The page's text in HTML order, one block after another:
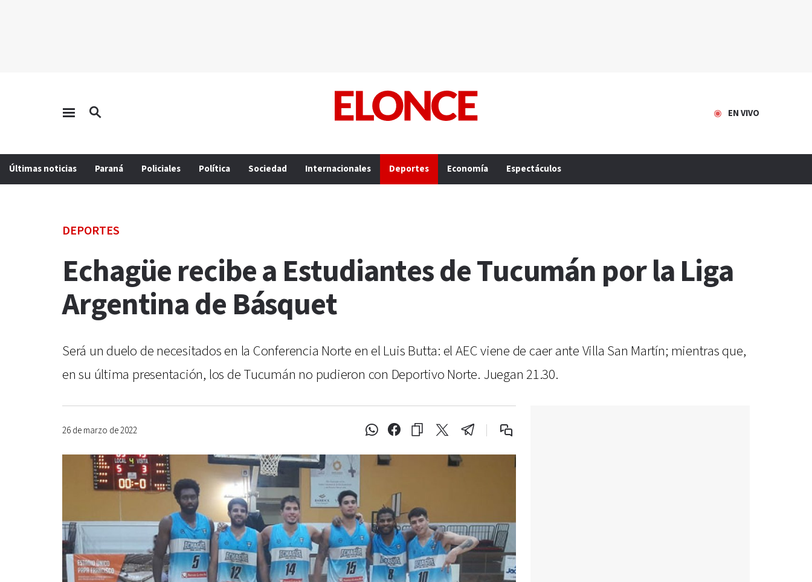
EN VIVO
Últimas noticias Paraná Policiales Política Sociedad Internacionales Deportes Economía Espectáculos
DEPORTES
Echagüe recibe a Estudiantes de Tucumán por la Liga
Argentina de Básquet
Será un duelo de necesitados en la Conferencia Norte en el Luis Butta: el AEC viene de caer ante Villa San Martín; mientras que,
en su última presentación, los de Tucumán no pudieron con Deportivo Norte. Juegan 21.30.
26 de marzo de 2022